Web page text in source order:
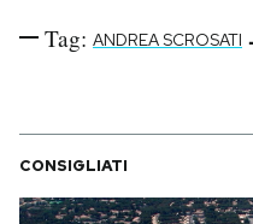
Tag: ANDREA SCROSATI
CONSIGLIATI